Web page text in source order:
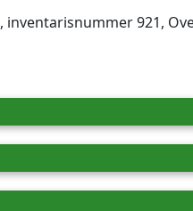
, inventaris­num­mer 921,